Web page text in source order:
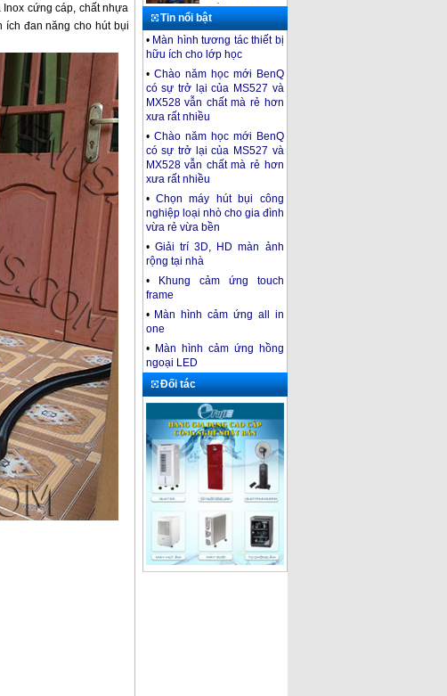
cứng cáp, chất nhựa
ích đan năng cho hút bụi
Máy hút bụi
Kumisai KMS15
Giá: 2.200.000
Máy chiếu
Optoma PS520
Giá: 8.190.000
Tin nổi bật
• Màn hình tương tác thiết bị
hữu ích cho lớp học
• Chào năm học mới BenQ
có sự trở lại của MS527 và
MX528 vẫn chất mà rẻ hơn
xưa rất nhiều
• Chào năm học mới BenQ
có sự trở lại của MS527 và
MX528 vẫn chất mà rẻ hơn
xưa rất nhiều
• Chọn máy hút bụi công
nghiệp loại nhò cho gia đình
vừa rẻ vừa bền
• Giải trí 3D, HD màn ảnh
rộng tại nhà
•
Khung cảm ứng touch
frame
• Màn hình cảm ứng all in
one
• Màn hình cảm ứng hồng
ngoại LED
Đối tác